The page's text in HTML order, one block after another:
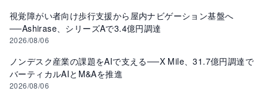
視覚障がい者向け歩行支援から屋内ナビゲーション基盤へ
──Ashirase、シリーズAで3.4億円調達
2026/08/06
ノンデスク産業の課題をAIで支える──X Mile、31.7億円調達で
バーティカルAIとM&Aを推進
2026/08/06